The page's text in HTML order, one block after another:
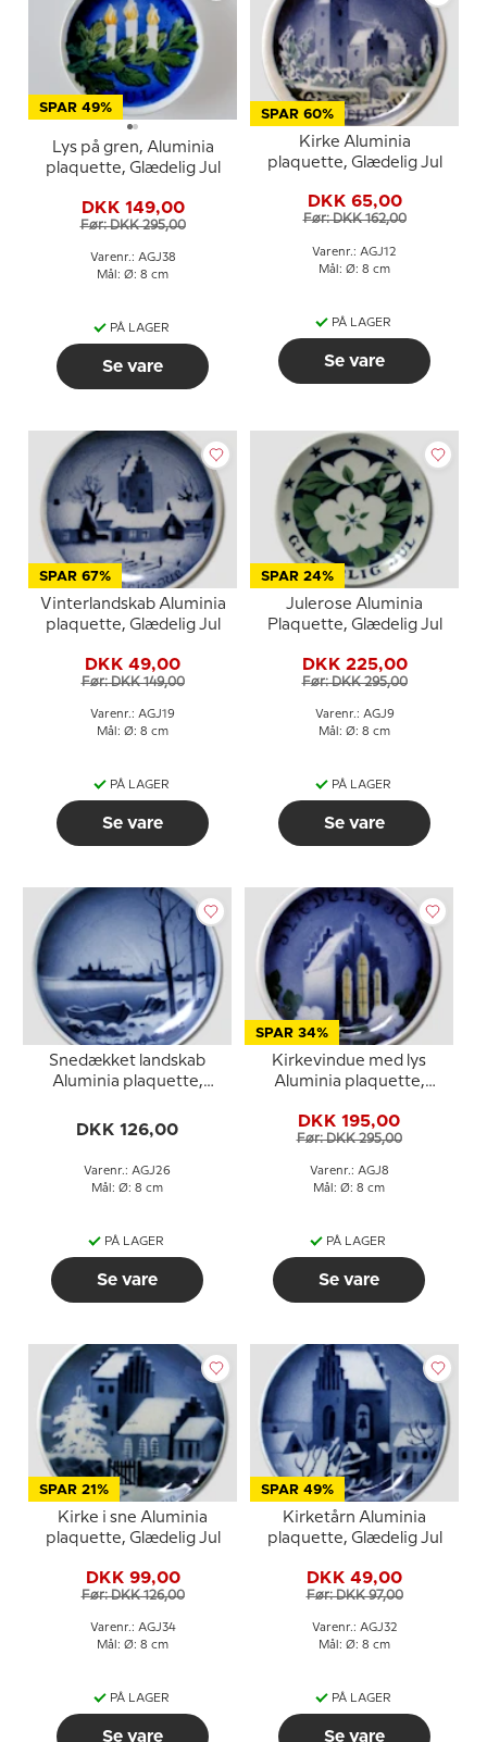
SPAR 49%
Lys på gren, Aluminia
plaquette, Glædelig Jul
DKK 149,00
Før: DKK 295,00
Varenr.: AGJ38
Mål: Ø: 8 cm
PÅ LAGER
Se vare
SPAR 60%
Kirke Aluminia
plaquette, Glædelig Jul
DKK 65,00
Før: DKK 162,00
Varenr.: AGJ12
Mål: Ø: 8 cm
PÅ LAGER
Se vare
SPAR 67%
Vinterlandskab Aluminia
plaquette, Glædelig Jul
DKK 49,00
Før: DKK 149,00
Varenr.: AGJ19
Mål: Ø: 8 cm
PÅ LAGER
Se vare
SPAR 24%
Julerose Aluminia
Plaquette, Glædelig Jul
DKK 225,00
Før: DKK 295,00
Varenr.: AGJ9
Mål: Ø: 8 cm
PÅ LAGER
Se vare
Snedækket landskab
Aluminia plaquette,
DKK 126,00
Varenr.: AGJ26
Mål: Ø: 8 cm
PÅ LAGER
Se vare
SPAR 34%
Kirkevindue med lys
Aluminia plaquette,
DKK 195,00
Før: DKK 295,00
Varenr.: AGJ8
Mål: Ø: 8 cm
PÅ LAGER
Se vare
SPAR 21%
Kirke i sne Aluminia
plaquette, Glædelig Jul
DKK 99,00
Før: DKK 126,00
Varenr.: AGJ34
Mål: Ø: 8 cm
PÅ LAGER
Se vare
SPAR 49%
Kirketårn Aluminia
plaquette, Glædelig Jul
DKK 49,00
Før: DKK 97,00
Varenr.: AGJ32
Mål: Ø: 8 cm
PÅ LAGER
Se vare